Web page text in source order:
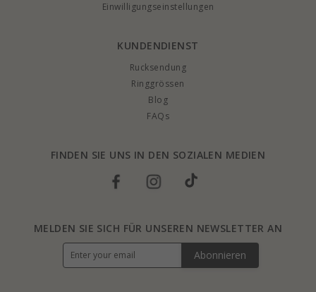
Einwilligungseinstellungen
KUNDENDIENST
Rucksendung
Ringgrössen
Blog
FAQs
FINDEN SIE UNS IN DEN SOZIALEN MEDIEN
MELDEN SIE SICH FÜR UNSEREN NEWSLETTER AN
Abonnieren